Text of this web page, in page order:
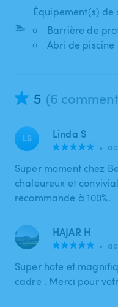
🏊
Équipement(s) de
Barrière de
Abri de piscine
5 (6
LS Linda S
•
Super moment chez
chaleureux et
recommande à 100%.
HAJAR H
•
Super hote et
cadre . Merci pour